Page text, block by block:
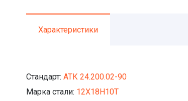
Характеристики
Стандарт: АТК 24.200.02-90
Марка стали: 12Х18Н10Т